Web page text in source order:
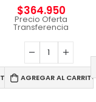
$364.950
Precio Oferta
Transferencia
AGREGAR AL